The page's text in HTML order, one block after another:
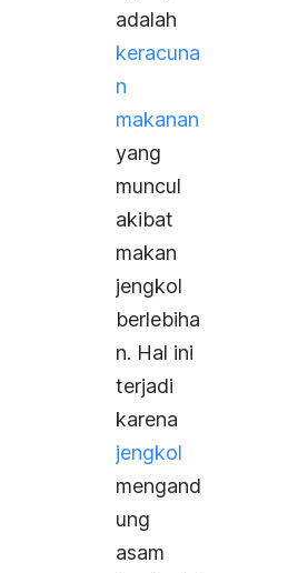
adalah
keracuna
n
makanan
yang
muncul
akibat
makan
jengkol
berlebiha
n. Hal ini
terjadi
karena
jengkol
mengand
ung
asam